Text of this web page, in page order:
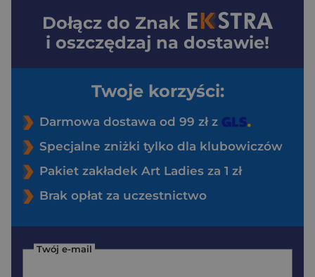
Dołącz do Znak
i oszczędzaj na dostawie!
Twoje korzyści:
Darmowa dostawa od 99 zł z
Specjalne zniżki tylko dla klubowiczów
Pakiet zakładek Art Ladies za 1 zł
Brak opłat za uczestnictwo
Twój e-mail